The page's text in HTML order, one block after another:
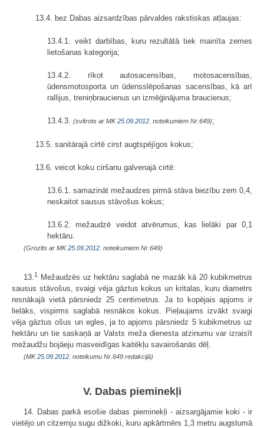
13.4. bez Dabas aizsardzības pārvaldes rakstiskas atļaujas:
13.4.1. veikt darbības, kuru rezultātā tiek mainīta zemes
lietošanas kategorija;
13.4.2. rīkot autosacensības, motosacensības,
ūdensmotosporta un ūdens­slēpošanas sacensības, kā arī
rallijus, treniņbraucienus un izmēģinājuma braucienus;
13.4.3. (svītrots ar MK25.09.2012. noteikumiem Nr.649);
13.5. sanitārajā cirtē cirst augtspējīgos kokus;
13.6. veicot koku ciršanu galvenajā cirtē:
13.6.1. samazināt mežaudzes pirmā stāva biezību zem 0,4,
neskaitot sausus stāvošus kokus;
13.6.2. mežaudzē veidot atvērumus, kas lielāki par 0,1
hektāru.
(Grozīts ar MK25.09.2012. noteikumiem Nr.649)
13. 1
Mežaudzēs uz hektāru saglabā ne mazāk kā 20 kubikmetrus
sausus stāvošus, svaigi vēja gāztus kokus un kritalas, kuru diametrs
resnākajā vietā pārsniedz 25 centimetrus. Ja to kopējais apjoms ir
lielāks, vispirms saglabā resnākos kokus. Pieļaujams izvākt svaigi
vēja gāztus ošus un egles, ja to apjoms pārsniedz 5 kubikmetrus uz
hektāru un tie saskaņā ar Valsts meža dienesta atzinumu var izraisīt
mežaudžu bojāeju masveidīgas kaitēkļu savairošanās dēļ.
(MK25.09.2012. noteikumu Nr.649 redakcijā)
V. Dabas pieminekļi
14. Dabas parkā esošie dabas pieminekļi - aizsargājamie koki - ir
vietējo un citzemju sugu dižkoki, kuru apkārtmērs 1,3 metru augstumā